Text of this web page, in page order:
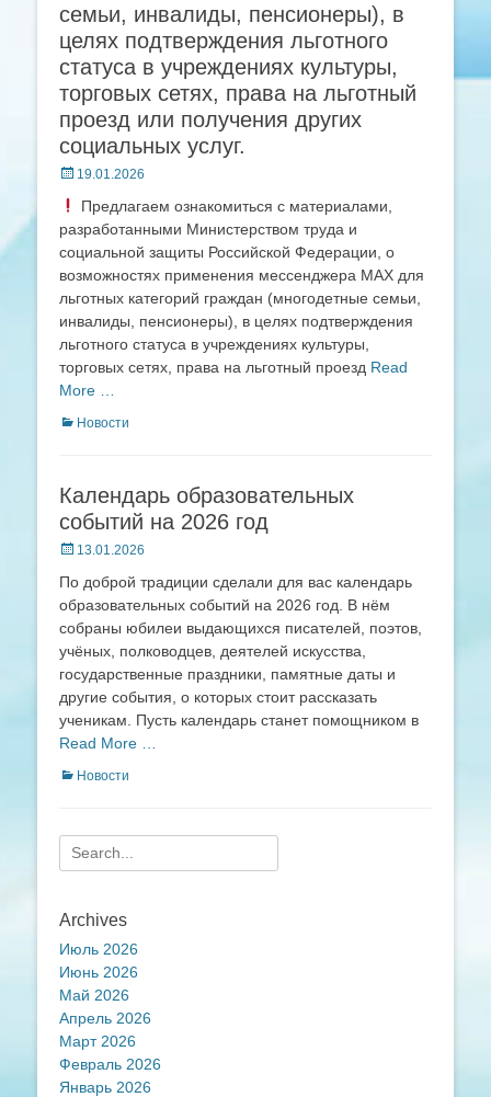
семьи, инвалиды, пенсионеры), в
целях подтверждения льготного
статуса в учреждениях культуры,
торговых сетях, права на льготный
проезд или получения других
социальных услуг.
Posted
19.01.2026
Предлагаем ознакомиться с материалами,
разработанными Министерством труда и
социальной защиты Российской Федерации, о
возможностях применения мессенджера МАХ для
льготных категорий граждан (многодетные семьи,
инвалиды, пенсионеры), в целях подтверждения
льготного статуса в учреждениях культуры,
торговых сетях, права на льготный проезд Read
More …
Categories
Новости
Календарь образовательных
событий на 2026 год
Posted
13.01.2026
По доброй традиции сделали для вас календарь
образовательных событий на 2026 год. В нём
собраны юбилеи выдающихся писателей, поэтов,
учёных, полководцев, деятелей искусства,
государственные праздники, памятные даты и
другие события, о которых стоит рассказать
ученикам. Пусть календарь станет помощником в
Read More …
Categories
Новости
Search
for:
Archives
Июль 2026
Июнь 2026
Май 2026
Апрель 2026
Март 2026
Февраль 2026
Январь 2026